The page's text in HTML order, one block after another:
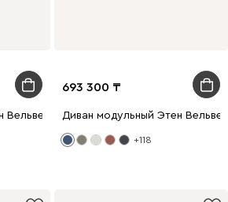
Вельвет Терракотовый
693 300
Диван модульный Этен
+118